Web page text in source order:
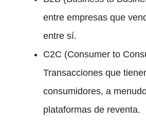
entre empresas que
entre sí.
C2C (Consumer to
Transacciones que
consumidores, a
plataformas de reventa.